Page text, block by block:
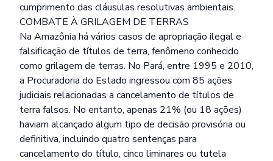
cumprimento das cláusulas resolutivas ambientais.
COMBATE À GRILAGEM DE TERRAS
Na Amazônia há vários casos de apropriação ilegal e
falsificação de títulos de terra, fenômeno conhecido
como grilagem de terras. No Pará, entre 1995 e 2010,
a Procuradoria do Estado ingressou com 85 ações
judiciais relacionadas a cancelamento de títulos de
terra falsos. No entanto, apenas 21% (ou 18 ações)
haviam alcançado algum tipo de decisão provisória ou
definitiva, incluindo quatro sentenças para
cancelamento do título, cinco liminares ou tutela